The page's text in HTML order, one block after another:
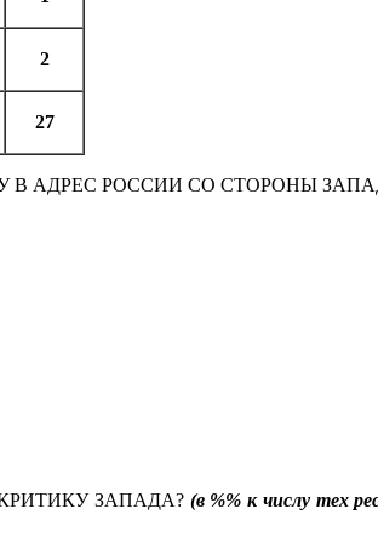
2
27
АДРЕС РОССИИ СО СТОРОНЫ
ЗАПАДА?(в %% к числу тех